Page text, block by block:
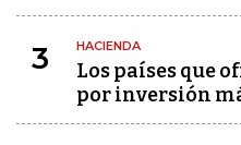
3 HACIENDA
Los países que
por inversión